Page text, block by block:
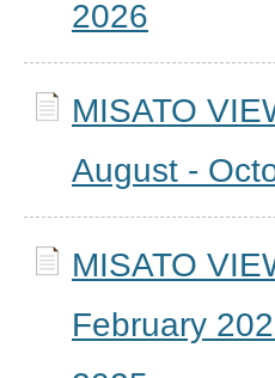
2026
MISATO
August -
MISATO
February